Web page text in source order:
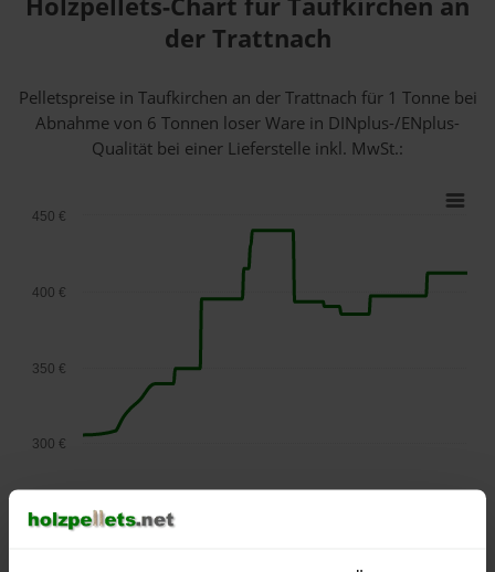
der Trattnach
Pelletspreise in Taufkirchen an der Trattnach für 1 Tonne bei
Abnahmevon 6 Tonnen loser Ware in DINplus-/ENplus-
Qualität bei einer Lieferstelle inkl. MwSt.:
300 €
350 €
400 €
450 €
250 €